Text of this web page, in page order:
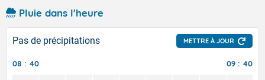
Pluie dans l'heure
Pas de précipitations METTRE À JOUR
08 : 40 09 : 40